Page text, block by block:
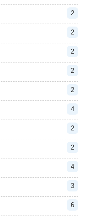
2
2
2
2
2
4
2
2
4
3
6